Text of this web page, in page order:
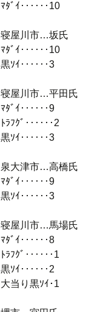
ﾏﾀﾞｲ‥‥‥10
寝屋川市…坂氏
ﾏﾀﾞｲ‥‥‥10
黒ｿｲ‥‥‥3
寝屋川市…平田氏
ﾏﾀﾞｲ‥‥‥9
ﾄﾗﾌｸﾞ‥‥‥2
黒ｿｲ‥‥‥3
泉大津市…高橋氏
ﾏﾀﾞｲ‥‥‥9
黒ｿｲ‥‥‥3
寝屋川市…馬場氏
ﾏﾀﾞｲ‥‥‥8
ﾄﾗﾌｸﾞ‥‥‥1
黒ｿｲ‥‥‥2
大当り黒ｿｲ･1